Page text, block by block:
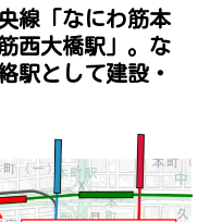
線「なにわ筋本
西大橋駅」。な
駅として建設・